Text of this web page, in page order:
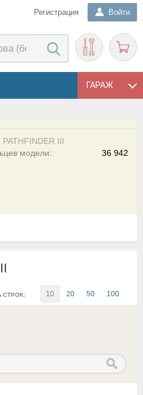
Регистрация Войти
ГАРАЖ
PATHFINDER III
36 942
модели:
СТРОК: 10 20 50 100